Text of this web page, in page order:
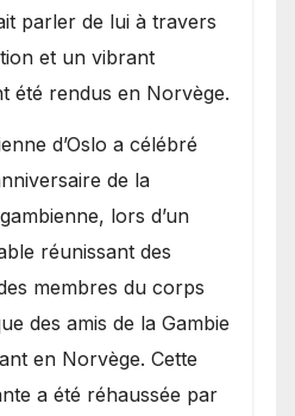
parler de lui à travers
et un vibrant
été rendus en Norvège.
d’Oslo a célébré
de la
lors d’un
réunissant des
membres du corps
des amis de la Gambie
en Norvège. Cette
a été réhaussée par